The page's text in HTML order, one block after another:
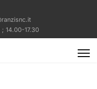
14.00-17.30